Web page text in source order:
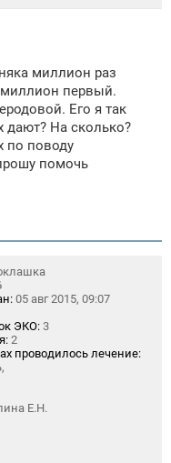
миллион раз
первый.
Его я так
На сколько?
по поводу
помочь
05 авг 2015, 09:07
ЭКО: 3
2
проводилось лечение:
Е.Н.